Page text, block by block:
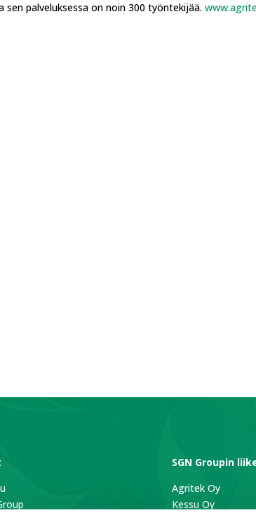
palveluksessa on noin 300 työntekijää.
SGN Groupin
Agritek Oy
Kessu Oy